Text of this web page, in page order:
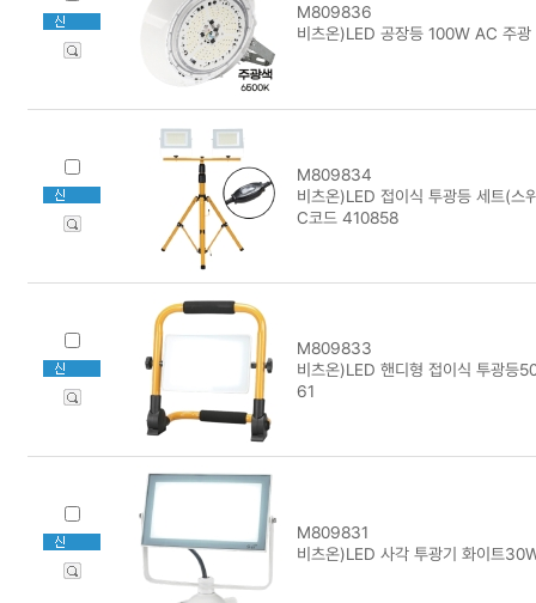
M809836
비츠온)LED 공장등 100W AC 주
M809834
비츠온)LED 접이식 투광등 세트(스
C코드 410858
M809833
비츠온)LED 핸디형 접이식 투광등
61
M809831
비츠온)LED 사각 투광기 화이트